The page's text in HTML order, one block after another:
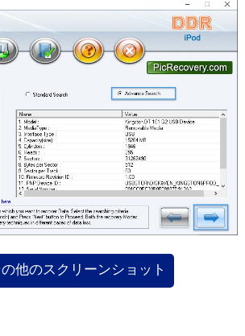
他のスクリーンショット